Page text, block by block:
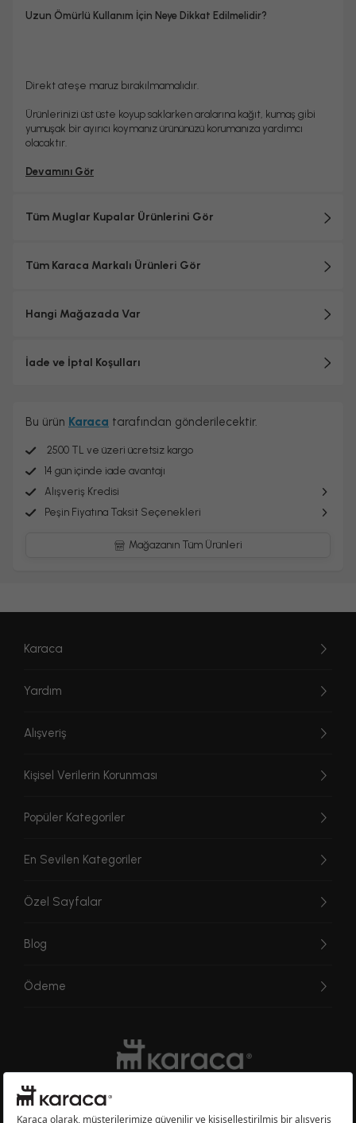
Uzun Ömürlü Kullanım İçin Neye Dikkat Edilmelidir?
Direkt ateşe maruz bırakılmamalıdır.
Ürünlerinizi üst üste koyup saklarken aralarına kağıt, kumaş gibi
yumuşak bir ayırıcı koymanız ürününüzü korumanıza yardımcı
olacaktır.
Devamını Gör
Tüm Muglar Kupalar Ürünlerini Gör
Tüm Karaca Markalı Ürünleri Gör
Hangi Mağazada Var
İade ve İptal Koşulları
Bu ürün Karaca tarafından gönderilecektir.
2500 TL ve üzeri ücretsiz kargo
14 gün içinde iade avantajı
Alışveriş Kredisi
Peşin Fiyatına Taksit Seçenekleri
Mağazanın Tüm Ürünleri
Karaca
Yardım
Alışveriş
Kişisel Verilerin Korunması
Popüler Kategoriler
En Sevilen Kategoriler
Özel Sayfalar
Blog
Ödeme